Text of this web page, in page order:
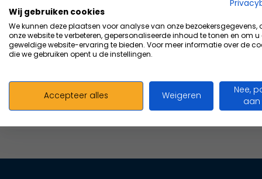
Vergelijk
19,15Excl.
Wij gebruiken cookies
We kunnen deze plaatsen voor analyse van onze bezoekersgegevens,
onze website te verbeteren, gepersonaliseerde inhoud te tonen en om u
geweldige website-ervaring te bieden. Voor meer informatie over de
die we gebruiken opent u de instellingen.
Accepteer alles Weigeren
Nee,
aan